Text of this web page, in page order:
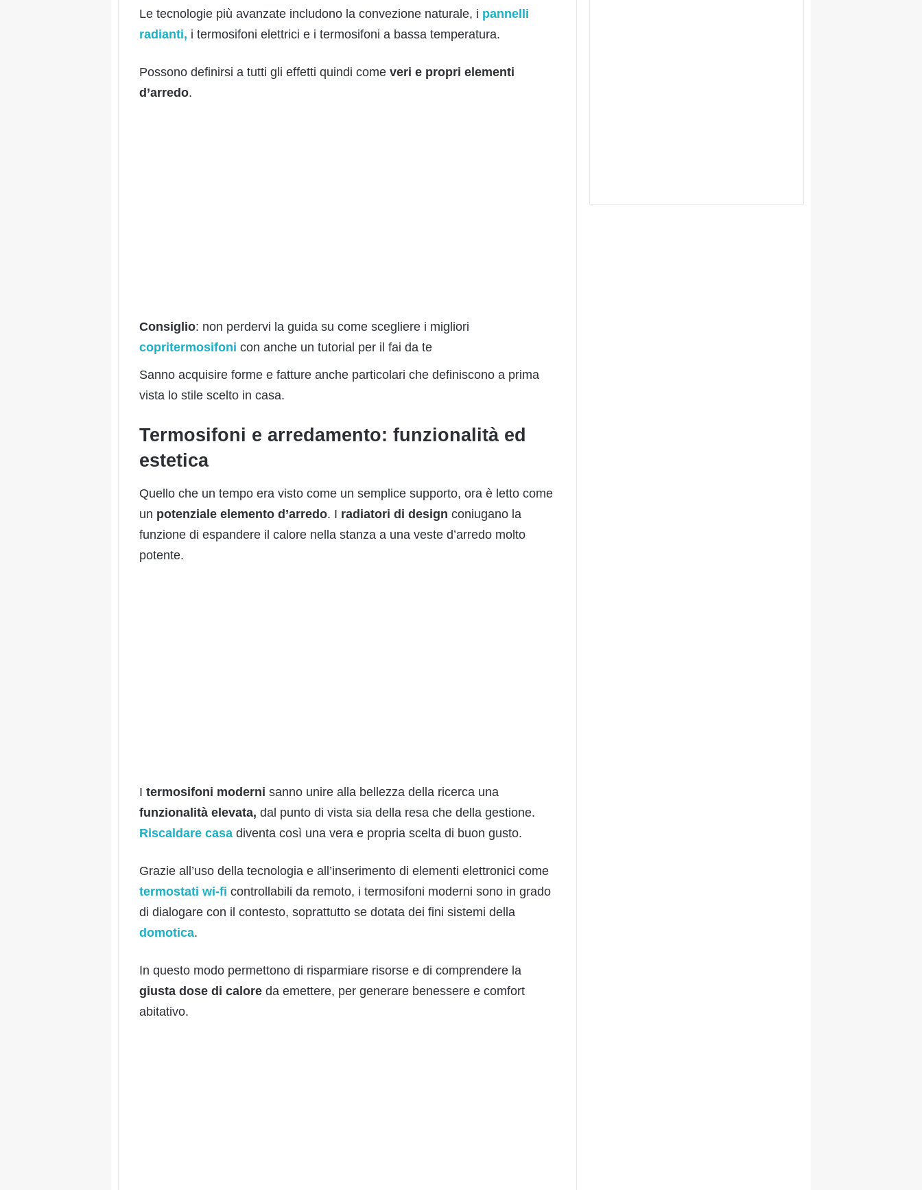
Le tecnologie più avanzate includono la convezione naturale, i pannelli
radianti, i termosifoni elettrici e i termosifoni a bassa temperatura.
Possono definirsi a tutti gli effetti quindi come veri e propri elementi
d’arredo.
Consiglio: non perdervi la guida su come scegliere i migliori
copritermosifoni con anche un tutorial per il fai da te
Sanno acquisire forme e fatture anche particolari che definiscono a prima
vista lo stile scelto in casa.
Termosifoni e arredamento: funzionalità ed
estetica
Quello che un tempo era visto come un semplice supporto, ora è letto come
un potenziale elemento d’arredo. I radiatori di design coniugano la
funzione di espandere il calore nella stanza a una veste d’arredo molto
potente.
I termosifoni moderni sanno unire alla bellezza della ricerca una
funzionalità elevata, dal punto di vista sia della resa che della gestione.
Riscaldare casa diventa così una vera e propria scelta di buon gusto.
Grazie all’uso della tecnologia e all’inserimento di elementi elettronici come
termostati wi-fi controllabili da remoto, i termosifoni moderni sono in grado
di dialogare con il contesto, soprattutto se dotata dei fini sistemi della
domotica.
In questo modo permettono di risparmiare risorse e di comprendere la
giusta dose di calore da emettere, per generare benessere e comfort
abitativo.